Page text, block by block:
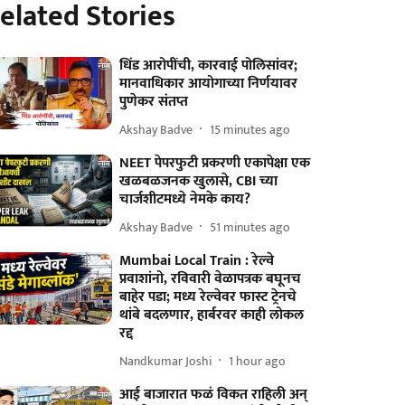
Stories
धिंड आरोपींची, कारवाई पोलिसांवर;
मानवाधिकार आयोगाच्या निर्णयावर
पुणेकर संतप्त
Akshay Badve 15 minutes ago
NEET पेपरफुटी प्रकरणी एकापेक्षा एक
खळबळजनक खुलासे, CBI च्या
चार्जशीटमध्ये नेमके काय?
Akshay Badve 51 minutes ago
Mumbai Local Train : रेल्वे
प्रवाशांनो, रविवारी वेळापत्रक बघूनच
बाहेर पडा; मध्य रेल्वेवर फास्ट ट्रेनचे
थांबे बदलणार, हार्बरवर काही लोकल
रद्द
Nandkumar Joshi 1 hour ago
आई बाजारात फळं विकत राहिली अन्